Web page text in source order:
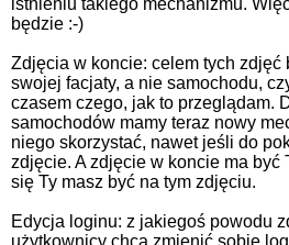
istnieniu takiego mechanizmu.
będzie :-)
Zdjęcia w koncie: celem tych zdjęć
swojej facjaty, a nie samochodu,
czasem czego, jak to przeglądam.
samochodów mamy teraz nowy
niego skorzystać, nawet jeśli do
zdjęcie. A zdjęcie w koncie ma być
się Ty masz być na tym zdjęciu.
Edycja loginu: z jakiegoś powodu
użytkownicy chcą zmienić sobie